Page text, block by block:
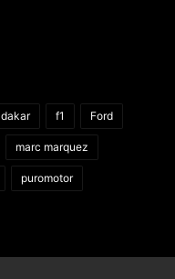
dakar f1 Ford
marc marquez
puromotor